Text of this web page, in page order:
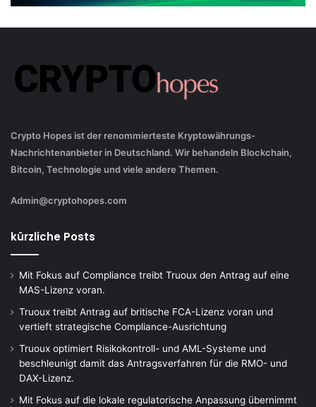
Crypto Hopes ist der renommierteste Kryptowährungs-
Nachrichtenanbieter in Deutschland. Wir behandeln Blockchain,
Bitcoin, Technologie und viele andere Themen.
Admin@cryptohopes.com
kürzliche Posts
Mit Fokus auf Compliance treibt Truoux den Antrag auf eine
MAS-Lizenz voran.
Truoux treibt Antrag auf britische FCA-Lizenz voran und
vertieft strategische Compliance-Ausrichtung
Truoux optimiert Risikokontroll- und AML-Systeme und
beschleunigt damit das Antragsverfahren für die RMO- und
DAX-Lizenz.
Mit Fokus auf die lokale regulatorische Anpassung übernimmt